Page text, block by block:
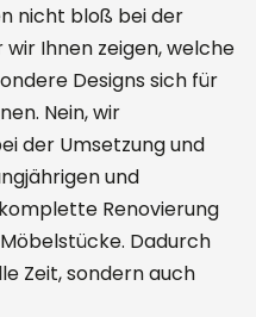
nicht bloß bei der
Ihnen zeigen, welche
Designs sich für
Nein, wir
der Umsetzung und
und
Renovierung
Dadurch
Zeit, sondern auch